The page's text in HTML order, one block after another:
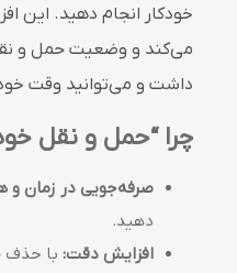
خودکار انجام دهید. این
می‌کند و وضعیت حمل و نقل
داشت و می‌توانید وقت خود
چرا “حمل و نقل
صرفه‌جویی در زمان و
دهید.
افزایش دقت:با حذف